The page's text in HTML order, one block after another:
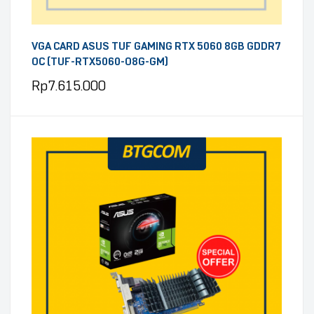
VGA CARD ASUS TUF GAMING RTX 5060 8GB GDDR7
OC (TUF-RTX5060-O8G-GM)
Rp7.615.000